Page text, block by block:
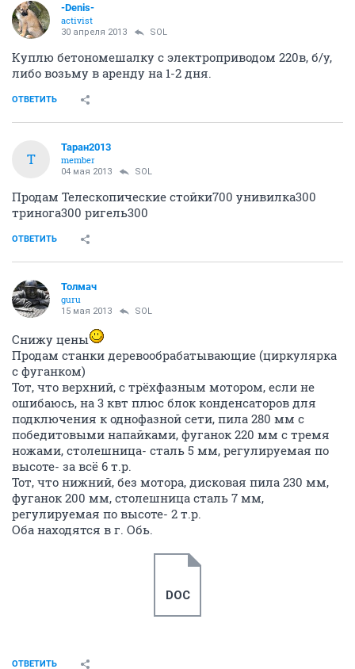
-Denis-
activist
30 апреля 2013 SOL
Куплю бетономешалку с электроприводом 220в, б/у,
либо возьму в аренду на 1-2 дня.
ОТВЕТИТЬ
Т
Таран2013
member
04 мая 2013 SOL
Продам Телескопические стойки700 унивилка300
тринога300 ригель300
ОТВЕТИТЬ
Толмач
guru
15 мая 2013 SOL
Снижу цены
Продам станки деревообрабатывающие (циркулярка
с фуганком)
Тот, что верхний, с трёхфазным мотором, если не
ошибаюсь, на 3 квт плюс блок конденсаторов для
подключения к однофазной сети, пила 280 мм с
победитовыми напайками, фуганок 220 мм с тремя
ножами, столешница- сталь 5 мм, регулируемая по
высоте- за всё 6 т.р.
Тот, что нижний, без мотора, дисковая пила 230 мм,
фуганок 200 мм, столешница сталь 7 мм,
регулируемая по высоте- 2 т.р.
Оба находятся в г. Обь.
DOC
ОТВЕТИТЬ